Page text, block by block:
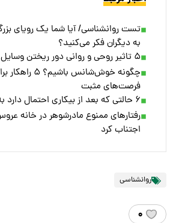
تست روانشناسی/ آیا شما یک رویای
به دیگران فکر می‌کنید؟
۵ تاثیر روحی و روانی دور ریختن وسایل اضافی خانه
چگونه خوش‌شانس
فرصت‌های مثبت
۶ حالتی که بعد از بیکاری احتمال دارد به سراغمان بیاید
رفتارهای ممنوع مادرشوهر در خانه
اجتناب کرد
روانشناسی
۰